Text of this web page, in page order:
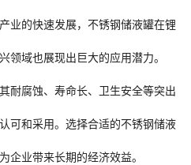
业的快速发展，不锈钢储液罐在锂
领域也展现出巨大的应用潜力。
耐腐蚀、寿命长、卫生安全等突出
可和采用。选择合适的不锈钢储液
企业带来长期的经济效益。